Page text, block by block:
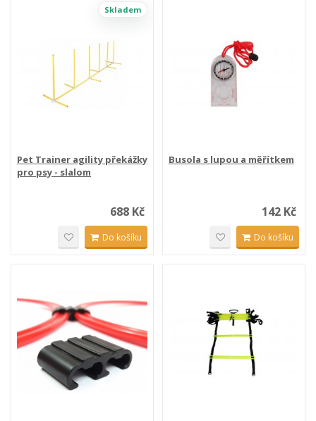
Skladem
Pet Trainer agility překážky
pro psy - slalom
688 Kč
Do košíku
Busola s lupou a měřítkem
142 Kč
Do košíku